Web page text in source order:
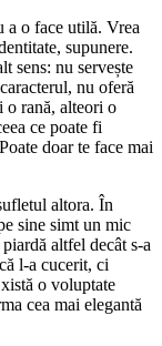
a o face utilă. Vrea
supunere.
sens: nu servește
nu oferă
o rană, alteori o
ce poate fi
doar te face mai
altora. În
sine simt un mic
altfel decât s-a
l-a cucerit, ci
o voluptate
cea mai elegantă